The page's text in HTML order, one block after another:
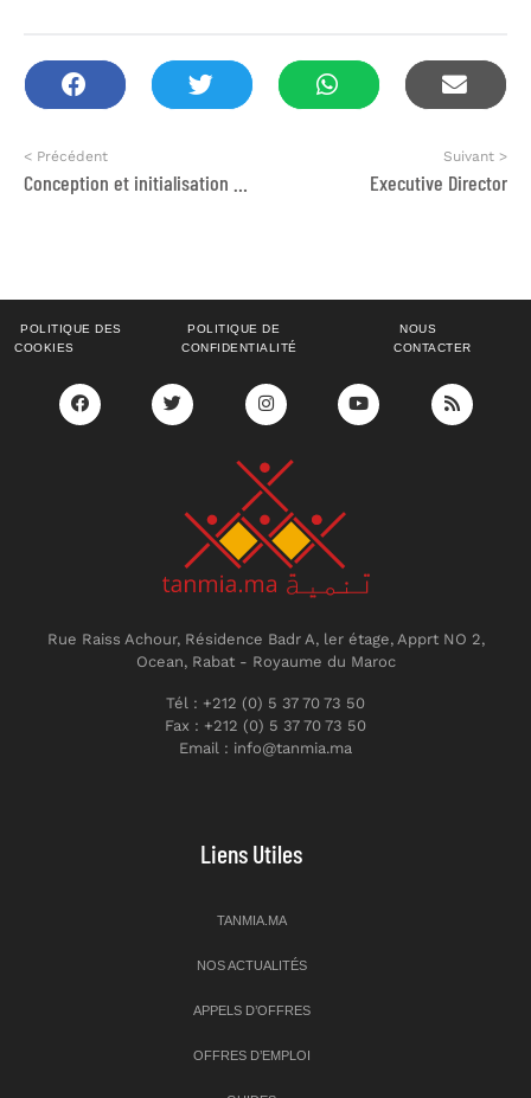
< Précédent Suivant >
Executive Director
POLITIQUE DES
COOKIES
POLITIQUE DE
CONFIDENTIALITÉ
NOUS
CONTACTER
Rue Raiss Achour, Résidence Badr A, ler étage, Apprt NO 2,
Ocean, Rabat - Royaume du Maroc
Tél : +212 (0) 5 37 70 73 50
Fax : +212 (0) 5 37 70 73 50
Email : info@tanmia.ma
Liens Utiles
TANMIA.MA
NOS ACTUALITÉS
APPELS D’OFFRES
OFFRES D’EMPLOI